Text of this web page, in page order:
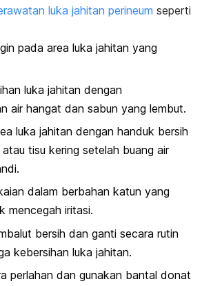
luka jahitan perineum seperti
pada area luka jahitan yang
luka jahitan dengan
air hangat dan sabun yang lembut.
luka jahitan dengan handuk bersih
tisu kering setelah buang air
dalam berbahan katun yang
mencegah iritasi.
bersih dan ganti secara rutin
kebersihan luka jahitan.
perlahan dan gunakan bantal donat